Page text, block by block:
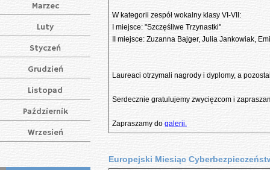
Marzec
Luty
Styczeń
Grudzień
Listopad
Październik
Wrzesień
W kategorii zespół wokalny klasy VI-VII:
I miejsce: "Szczęśliwe Trzynastki"
II miejsce: Zuzanna Bajger, Julia Jankowiak,
Laureaci otrzymali nagrody i dyplomy, a
Serdecznie gratulujemy zwycięzcom i
Zapraszamy do galerii.
Europejski Miesiąc